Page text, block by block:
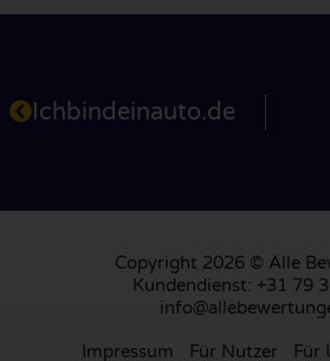
Ichbindeinauto.de
Copyright 2026 © Alle
Kundendienst: +31 79
Impressum Für Nutzer Für